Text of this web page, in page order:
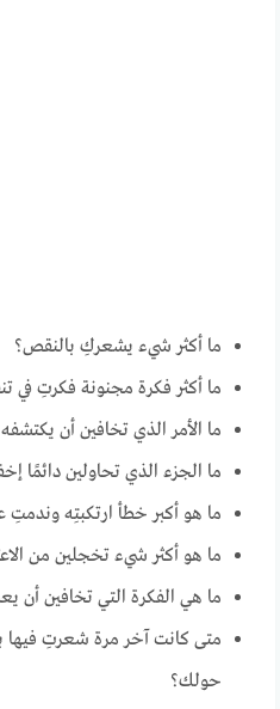
ما أكثر شيء يشعركِ بالنقص؟
ما أكثر فكرة مجنونة فكرتِ في
ما الأمر الذي تخافين أن
ما الجزء الذي تحاولين
ما هو أكبر خطأ ارتكبتِه
ما هو أكثر شيء تخجلين من
ما هي الفكرة التي تخافين أن
متى كانت آخر مرة شعرتِ فيها
حولك؟